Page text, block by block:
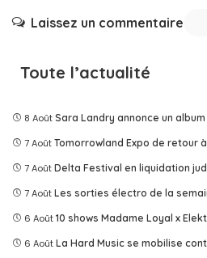
Laissez un commentaire
Toute l’actualité
8 Août Sara Landry annonce un album
7 Août Tomorrowland Expo de retour à
7 Août Delta Festival en liquidation
7 Août Les sorties électro de la
6 Août 10 shows Madame Loyal x
6 Août La Hard Music se mobilise